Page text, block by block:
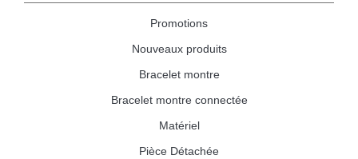
Promotions
Nouveaux produits
Bracelet montre
Bracelet montre connectée
Matériel
Pièce Détachée